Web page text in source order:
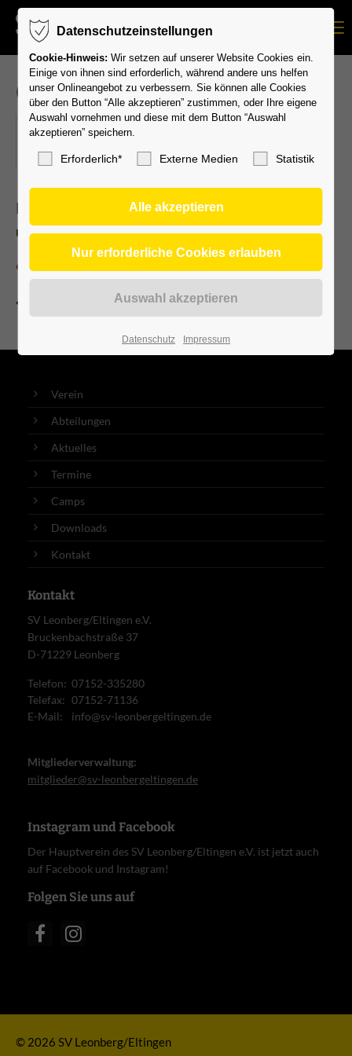
Camp Sommer 2
07.09.2026–11.09.2026
ORT: SV LEONBERG/ELTINGEN E.V.
Ein Feriencamp mit einer Menge Spaß, Freude
und Bewegung erwartet Dich!
Campflyer 2026.pdf(3,9 MiB)
Verein
Abteilungen
Aktuelles
Termine
Camps
Downloads
Kontakt
Kontakt
SV Leonberg/Eltingen e.V.
Bruckenbachstraße 37
D-71229 Leonberg
Telefon: 07152-335280
Telefax: 07152-71136
E-Mail:
info@sv-leonbergeltingen.de
Mitgliederverwaltung:
mitglieder@sv-leonbergeltingen.de
Instagram und Facebook
Der Hauptverein des SV Leonberg/Eltingen e.V. ist jetzt auch
auf Facebook und Instagram!
Folgen Sie uns auf
© 2026 SV Leonberg/Eltingen
Datenschutzeinstellungen
Cookie-Hinweis: Wir setzen auf unserer Website Cookies ein.
Einige von ihnen sind erforderlich, während andere uns helfen
unser Onlineangebot zu verbessern. Sie können alle Cookies
über den Button “Alle akzeptieren” zustimmen, oder Ihre eigene
Auswahl vornehmen und diese mit dem Button “Auswahl
akzeptieren” speichern.
Erforderlich* Externe Medien Statistik
Datenschutz Impressum